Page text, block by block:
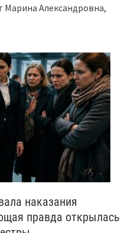
Марина Александровна,
наказания
правда открылась